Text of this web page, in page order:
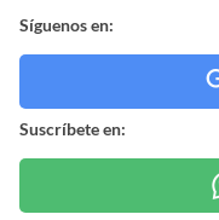
Síguenos en:
Suscríbete en: